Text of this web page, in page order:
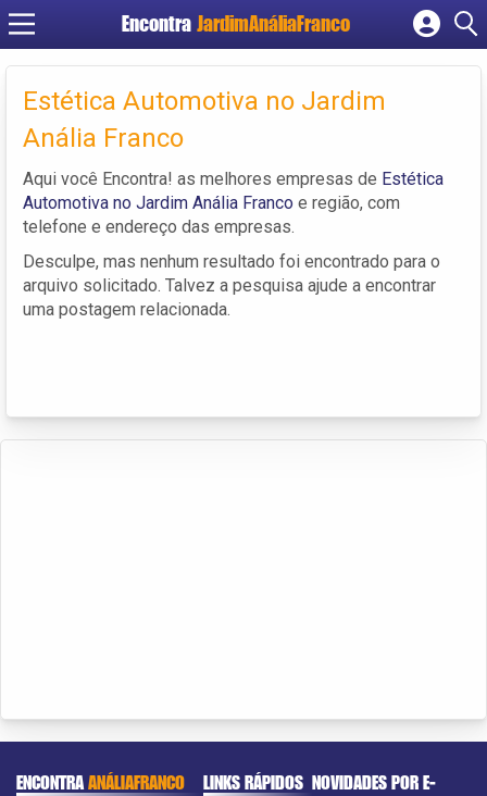
Encontra JardimAnáliaFranco
Cadastrar empresa
Criar conta
Estética Automotiva no Jardim
Anália Franco
Aqui você Encontra! as melhores empresas de Estética
Automotiva no Jardim Anália Franco e região, com
telefone e endereço das empresas.
Desculpe, mas nenhum resultado foi encontrado para o
arquivo solicitado. Talvez a pesquisa ajude a encontrar
uma postagem relacionada.
ENCONTRAANÁLIAFRANCO LINKS RÁPIDOS NOVIDADES POR E-